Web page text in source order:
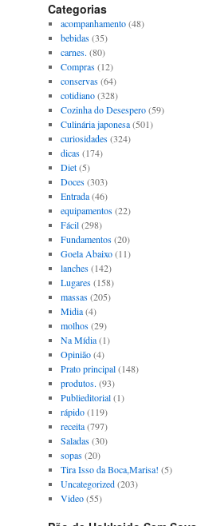
Categorias
acompanhamento(48)
bebidas(35)
carnes. (80)
Compras(12)
conservas(64)
cotidiano(328)
Cozinha do Desespero(59)
Culinária japonesa(501)
curiosidades(324)
dicas(174)
Diet(5)
Doces(303)
Entrada(46)
equipamentos(22)
Fácil(298)
Fundamentos(20)
Goela Abaixo(11)
lanches(142)
Lugares(158)
massas(205)
Midia(4)
molhos(29)
Na Mídia(1)
Opinião(4)
Prato principal(148)
produtos. (93)
Publieditorial(1)
rápido(119)
receita(797)
Saladas(30)
sopas(20)
Tira Isso da Boca,Marisa! (5)
Uncategorized(203)
Video(55)